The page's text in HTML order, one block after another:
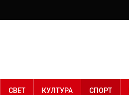
СВЕТ КУЛТУРА СПОРТ